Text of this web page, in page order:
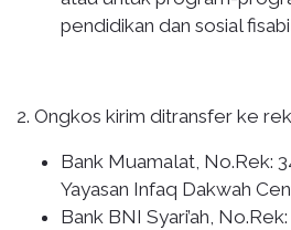
pendidikan dan sosial
2. Ongkos kirim ditransfer ke
Bank Muamalat, No.Rek:
Yayasan Infaq Dakwah
Bank BNI Syari’ah,